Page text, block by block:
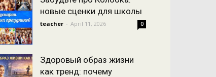
новые сценки для школы
teacher - April 11, 2026 0
Здоровый образ жизни
как тренд: почему